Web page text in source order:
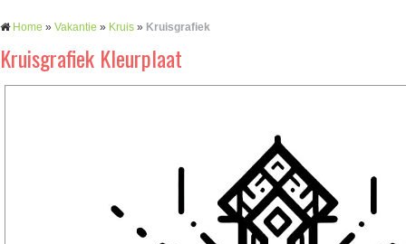
Home » Vakantie » Kruis » Kruisgrafiek
Kruisgrafiek Kleurplaat